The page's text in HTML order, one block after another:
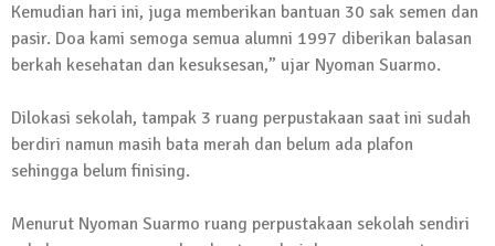
Kemudian hari ini, juga memberikan bantuan 30 sak semen dan
pasir. Doa kami semoga semua alumni 1997 diberikan balasan
berkah kesehatan dan kesuksesan,” ujar Nyoman Suarmo.
Dilokasi sekolah, tampak 3 ruang perpustakaan saat ini sudah
berdiri namun masih bata merah dan belum ada plafon
sehingga belum finising.
Menurut Nyoman Suarmo ruang perpustakaan sekolah sendiri